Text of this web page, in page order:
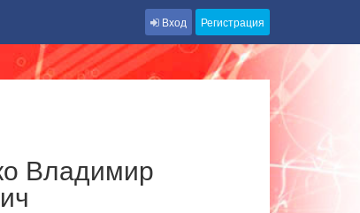
Вход Регистрация
Владимир